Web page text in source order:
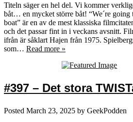
Titeln säger en hel del. Vi kommer
båt… en mycket större båt! “We´re going
boat” är en av de mest klassiska
och det passar fint in i veckans avsnitt.
ifrån är såklart Hajen från 1975.
som… Read more »
#397 – Det stora
Posted March 23, 2025 by GeekPodden